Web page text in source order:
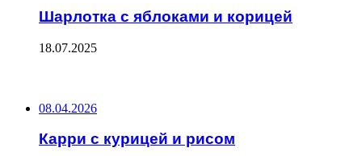
Шарлотка с яблоками и корицей
18.07.2025
08.04.2026
Карри с курицей и рисом